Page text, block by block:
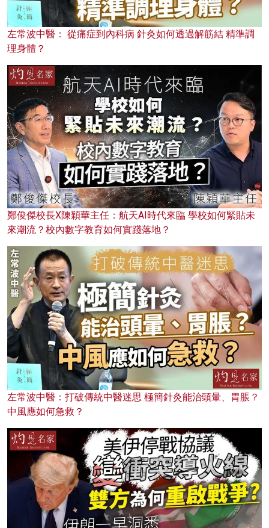
左常波中醫： 從痛症到內科病 針灸如何透過解筋結 精準調
理身體？
鄭俊傑校長X陳穎華主任：航天AI時代來臨 學校如何緊貼未
來潮流？校內數字教育如何實踐落地？
左常波中醫：打破傳統中醫迷思 極簡針灸能治頭暈、胃脹？
中風應如何急救？